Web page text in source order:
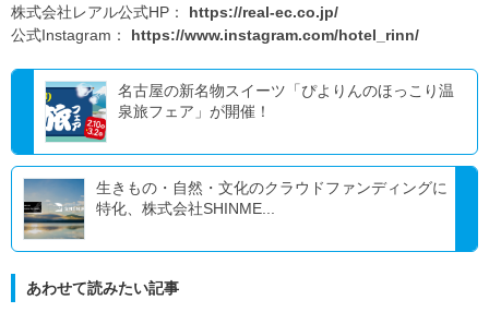
株式会社レアル公式HP： https://real-ec.co.jp/
公式Instagram： https://www.instagram.com/hotel_rinn/
名古屋の新名物スイーツ「ぴよりんのほっこり温
泉旅フェア」が開催！
生きもの・自然・文化のクラウドファンディングに
特化、株式会社SHINME...
あわせて読みたい記事